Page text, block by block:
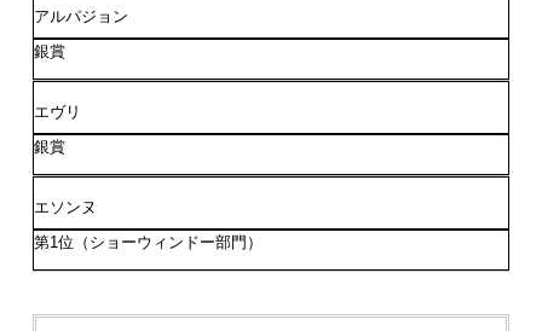
アルパジョン
銀賞
エヴリ
銀賞
エソンヌ
第1位（ショーウィンドー部門）